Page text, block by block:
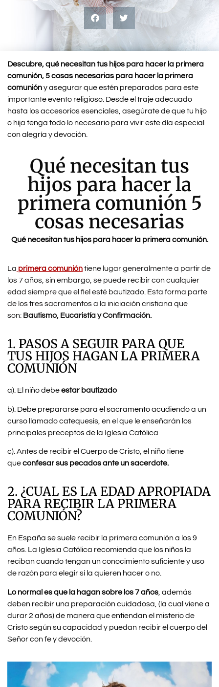
Descubre, qué necesitan tus hijos para hacer la primera
comunión, 5 cosas necesarias para hacer la primera
comunióny asegurar que estén preparados para este
importante evento religioso. Desde el traje adecuado
hasta los accesorios esenciales, asegúrate de que tu hijo
o hija tenga todo lo necesario para vivir este día especial
con alegría y devoción.
Qué necesitan tus
hijos para hacer la
primera comunión 5
cosas necesarias
Qué necesitan tus hijos para hacer la primera comunión.
La primera comunióntiene lugar generalmente a partir de
los 7 años, sin embargo, se puede recibir con cualquier
edad siempre que el fiel esté bautizado. Esta forma parte
de los tres sacramentos a la iniciación cristiana que
son: Bautismo, Eucaristía y Confirmación.
1. PASOS A SEGUIR PARA QUE
TUS HIJOS HAGAN LA PRIMERA
COMUNIÓN
a). El niño debeestar bautizado
b). Debe prepararse para el sacramento acudiendo a un
curso llamado catequesis, en el que le enseñarán los
principales preceptos de la Iglesia Católica
c). Antes de recibir el Cuerpo de Cristo, el niño tiene
queconfesar sus pecados ante un sacerdote.
2. ¿CUAL ES LA EDAD APROPIADA
PARA RECIBIR LA PRIMERA
COMUNIÓN?
En España se suele recibir la primera comunión a los 9
años. La Iglesia Católica recomienda que los niños la
reciban cuando tengan un conocimiento suficiente y uso
de razón para elegir si la quieren hacer o no.
Lo normal es que la hagan sobre los 7 años , además
deben recibir una preparación cuidadosa, (la cual viene a
durar 2 años) de manera que entiendan el misterio de
Cristo según su capacidad y puedan recibir el cuerpo del
Señor con fe y devoción.